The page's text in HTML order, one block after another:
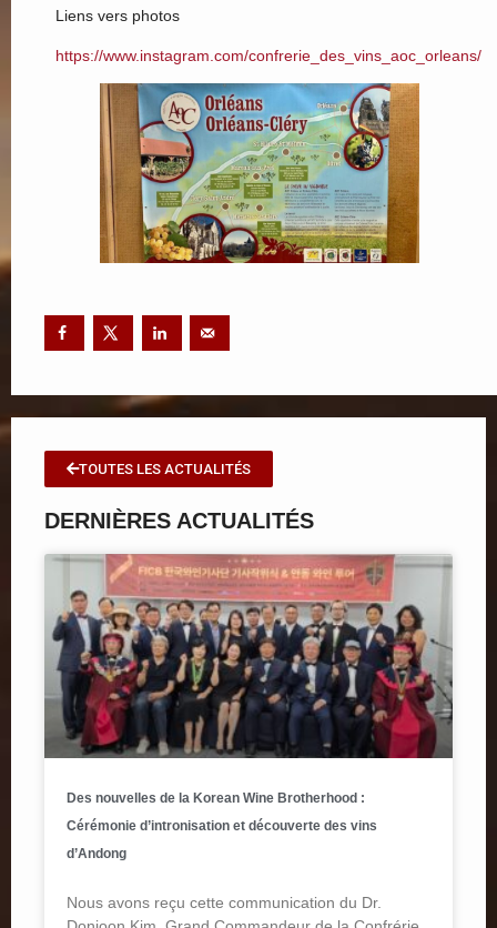
Liens vers photos
https://www.instagram.com/confrerie_des_vins_aoc_orleans/
TOUTES LES ACTUALITÉS
DERNIÈRES ACTUALITÉS
Des nouvelles de la Korean Wine Brotherhood :
Cérémonie d’intronisation et découverte des vins
d’Andong
Nous avons reçu cette communication du Dr.